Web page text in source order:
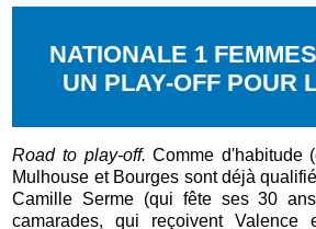
NATIONALE 1
UN PLAY-OFF POUR
Road to play-off.Comme d'habitude
Mulhouse et Bourges sont déjà
Camille Serme (qui fête ses 30
camarades, qui reçoivent